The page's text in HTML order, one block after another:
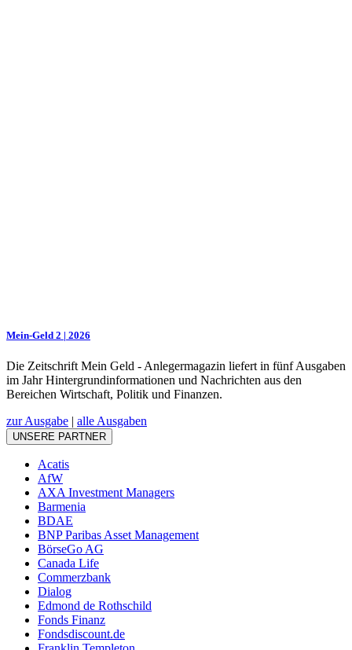
Mein-Geld 2 | 2026
Die Zeitschrift Mein Geld - Anlegermagazin liefert in fünf Ausgaben
im Jahr Hintergrundinformationen und Nachrichten aus den
Bereichen Wirtschaft, Politik und Finanzen.
zur Ausgabe | alle Ausgaben
UNSERE PARTNER
Acatis
AfW
AXA Investment Managers
Barmenia
BDAE
BNP Paribas Asset Management
BörseGo AG
Canada Life
Commerzbank
Dialog
Edmond de Rothschild
Fonds Finanz
Fondsdiscount.de